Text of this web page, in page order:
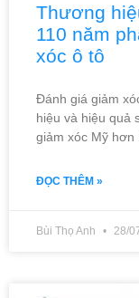
Thương
110 năm
xóc ô tô
Đánh giá giảm
hiệu và hiệu quả
giảm xóc Mỹ hơn
ĐỌC THÊM »
Bùi Thọ Anh 28/